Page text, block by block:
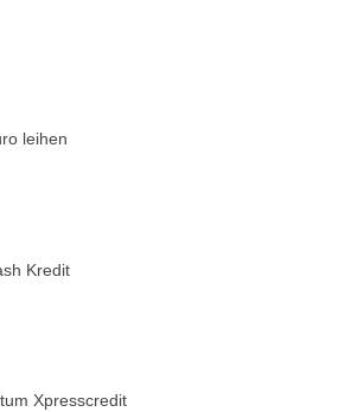
leihen
Kredit
Xpresscredit